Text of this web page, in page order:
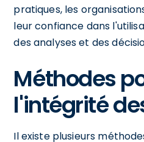
pratiques, les
leur confiance dans
des analyses et des
Méthodes
l'intégrité
Il existe plusieurs